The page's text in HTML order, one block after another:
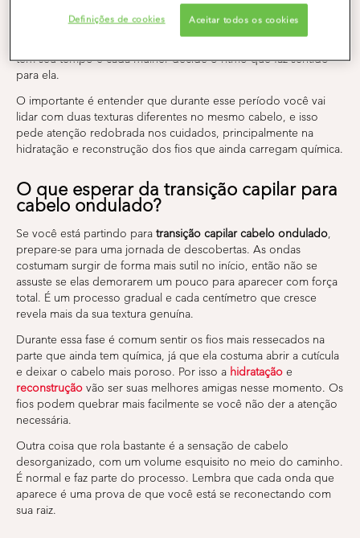
naturalmente ou se vai adiantar as coisas com um corte
tem seu tempo e cada mulher decide o ritmo que faz sentido
para ela.
O importante é entender que durante esse período você vai
lidar com duas texturas diferentes no mesmo cabelo, e isso
pede atenção redobrada nos cuidados, principalmente na
hidratação e reconstrução dos fios que ainda carregam química.
O que esperar da transição capilar para
cabelo ondulado?
Se você está partindo para transição capilar cabelo ondulado,
prepare-se para uma jornada de descobertas. As ondas
costumam surgir de forma mais sutil no início, então não se
assuste se elas demorarem um pouco para aparecer com força
total. É um processo gradual e cada centímetro que cresce
revela mais da sua textura genuína.
Durante essa fase é comum sentir os fios mais ressecados na
parte que ainda tem química, já que ela costuma abrir a cutícula
e deixar o cabelo mais poroso. Por isso a hidratação e
reconstrução vão ser suas melhores amigas nesse momento. Os
fios podem quebrar mais facilmente se você não der a atenção
necessária.
Outra coisa que rola bastante é a sensação de cabelo
desorganizado, com um volume esquisito no meio do caminho.
É normal e faz parte do processo. Lembra que cada onda que
aparece é uma prova de que você está se reconectando com
sua raiz.
Definições de cookies Aceitar todos os cookies